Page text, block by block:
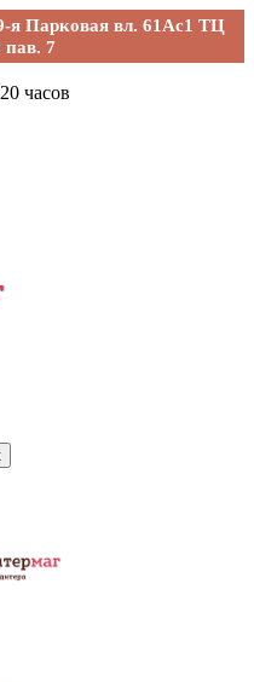
я Парковая вл. 61Ас1 ТЦ
пав. 7
часов